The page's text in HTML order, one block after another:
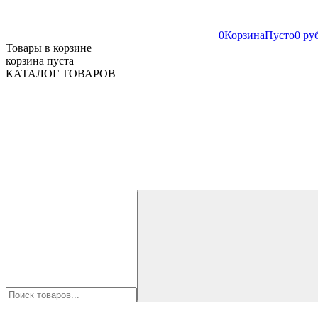
0КорзинаПусто0
Товары в корзине
корзина пуста
КАТАЛОГ ТОВАРОВ